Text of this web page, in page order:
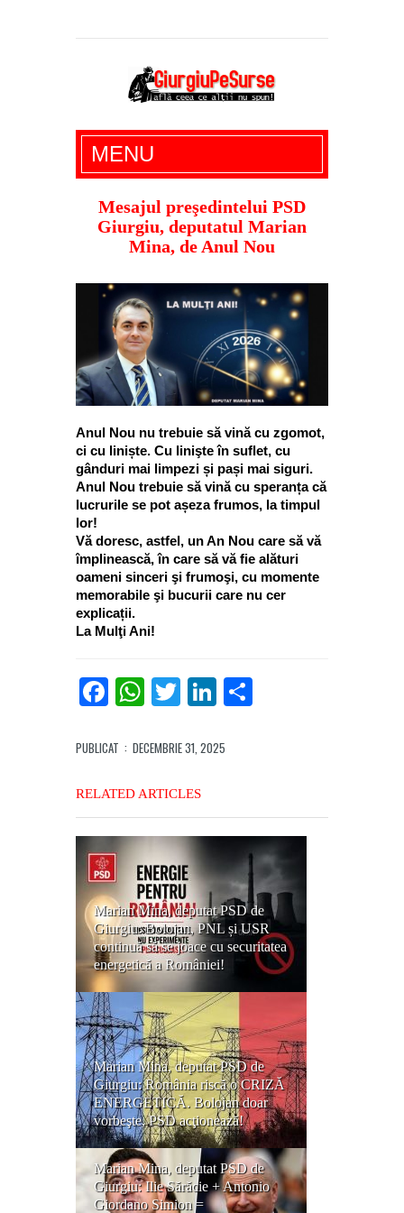
Giurgiu Pe Surse – actualitate giurgiu,
administratie giurgiu, stiri politice, social
economic, editoriale giurgiu, dezvaluiri,
soc, cancan, stiri locale
MENU
Mesajul preşedintelui PSD
Giurgiu, deputatul Marian
Mina, de Anul Nou
Anul Nou nu trebuie să vină cu zgomot,
ci cu liniște. Cu linişte în suflet, cu
gânduri mai limpezi și pași mai siguri.
Anul Nou trebuie să vină cu speranța că
lucrurile se pot așeza frumos, la timpul
lor!
Vă doresc, astfel, un An Nou care să vă
împlinească, în care să vă fie alături
oameni sinceri şi frumoşi, cu momente
memorabile şi bucurii care nu cer
explicații.
La Mulţi Ani!
Facebook
WhatsApp
TwitterLinkedIn
PUBLICAT : DECEMBRIE 31, 2025
RELATED ARTICLES
Marian Mina, deputat PSD de
Giurgiu: Bolojan, PNL și USR
continuă să se joace cu securitatea
energetică a României!
Marian Mina, deputat PSD de
Giurgiu: România riscă o CRIZĂ
ENERGETICĂ. Bolojan doar
vorbeşte, PSD acţionează!
Marian Mina, deputat PSD de
Giurgiu: Ilie Sărăcie + Antonio
Giordano Simion =